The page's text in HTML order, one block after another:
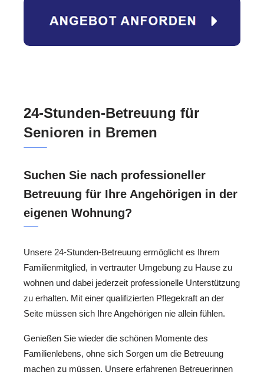
24-Stunden-Betreuung für
Senioren in Bremen
Suchen Sie nach professioneller
Betreuung für Ihre Angehörigen in der
eigenen Wohnung?
Unsere 24-Stunden-Betreuung ermöglicht es Ihrem
Familienmitglied, in vertrauter Umgebung zu Hause zu
wohnen und dabei jederzeit professionelle Unterstützung
zu erhalten. Mit einer qualifizierten Pflegekraft an der
Seite müssen sich Ihre Angehörigen nie allein fühlen.
Genießen Sie wieder die schönen Momente des
Familienlebens, ohne sich Sorgen um die Betreuung
machen zu müssen. Unsere erfahrenen Betreuerinnen